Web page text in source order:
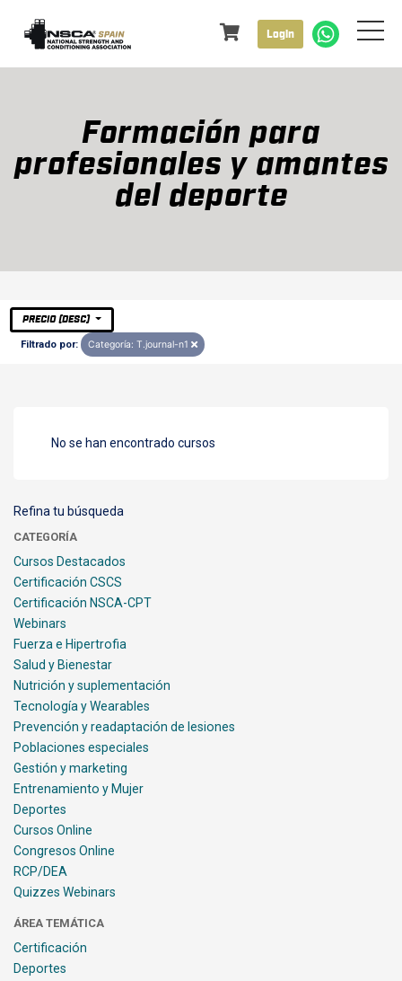
Login
Formación para
profesionales y amantes
del deporte
PRECIO (DESC)
Filtrado por: Categoría: T.journal-n1
No se han encontrado cursos
Refina tu búsqueda
CATEGORÍA
Cursos Destacados
Certificación CSCS
Certificación NSCA-CPT
Webinars
Fuerza e Hipertrofia
Salud y Bienestar
Nutrición y suplementación
Tecnología y Wearables
Prevención y readaptación de lesiones
Poblaciones especiales
Gestión y marketing
Entrenamiento y Mujer
Deportes
Cursos Online
Congresos Online
RCP/DEA
Quizzes Webinars
ÁREA TEMÁTICA
Certificación
Deportes